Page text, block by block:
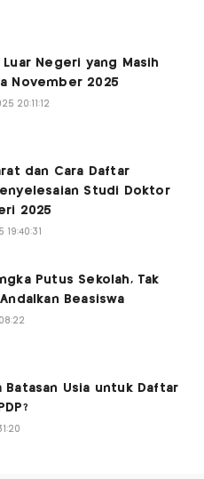
Luar Negeri yang Masih
November 2025
20:11:12
dan Cara Daftar
Studi Doktor
2025
19:40:31
Putus Sekolah, Tak
Beasiswa
Batasan Usia untuk Daftar